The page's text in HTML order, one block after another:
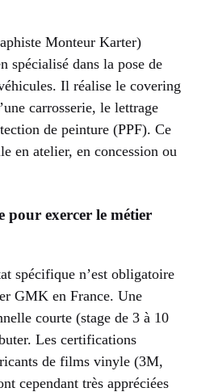
Monteur Karter)
spécialisé dans la pose de
Il réalise le covering
carrosserie, le lettrage
de peinture (PPF). Ce
en atelier, en concession ou
exercer le métier
spécifique n’est obligatoire
GMK en France. Une
courte (stage de 3 à 10
Les certifications
de films vinyle (3M,
cependant très appréciées